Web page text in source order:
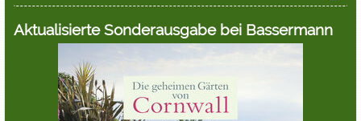
Aktualisierte Sonderausgabe bei Bassermann